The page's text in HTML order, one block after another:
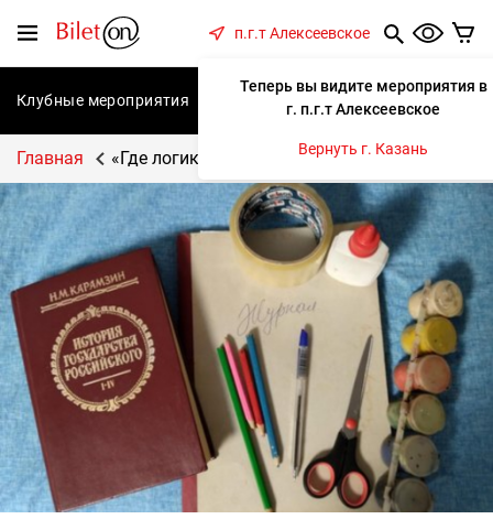
Меню
п.г.т Алексеевское
Теперь вы видите мероприятия в
г. п.г.т Алексеевское
Вернуть г. Казань
Клубные мероприятия Концерты Спектакли
Главная «Где логика?»